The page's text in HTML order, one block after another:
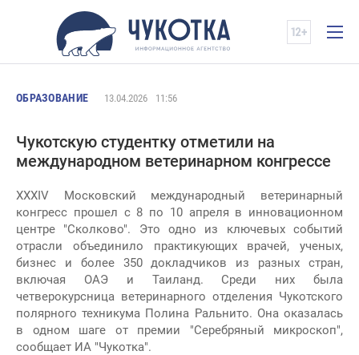
ОБРАЗОВАНИЕ 13.04.2026 11:56
Чукотскую студентку отметили на
международном ветеринарном конгрессе
XXXIV Московский международный ветеринарный
конгресс прошел с 8 по 10 апреля в инновационном
центре "Сколково". Это одно из ключевых событий
отрасли объединило практикующих врачей, ученых,
бизнес и более 350 докладчиков из разных стран,
включая ОАЭ и Таиланд. Среди них была
четверокурсница ветеринарного отделения Чукотского
полярного техникума Полина Ральнито. Она оказалась
в одном шаге от премии "Серебряный микроскоп",
сообщает ИА "Чукотка".